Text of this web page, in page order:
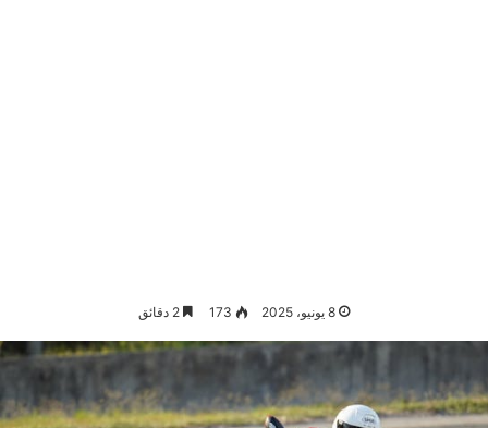
8 يونيو، 2025 173